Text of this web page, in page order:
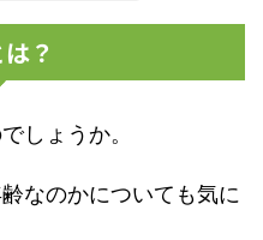
？
しょうか。
なのかについても気に